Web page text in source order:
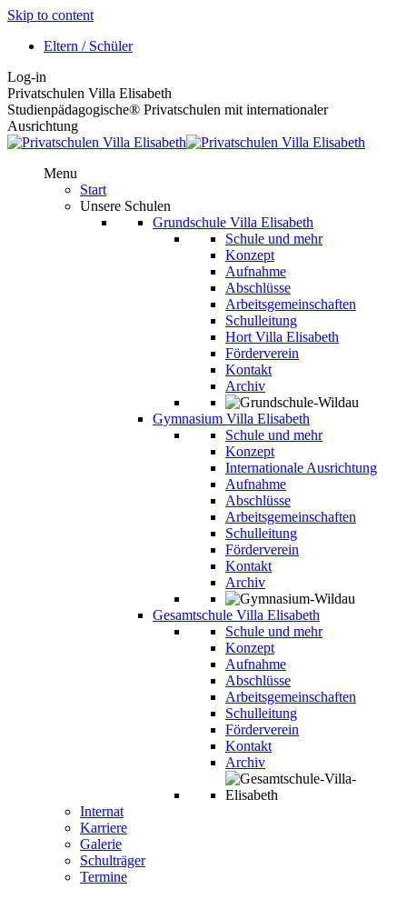
Skip to content
Eltern / Schüler
Log-in
Privatschulen Villa Elisabeth
Studienpädagogische® Privatschulen mit internationaler
Ausrichtung
Menu
Start
Unsere Schulen
Grundschule Villa Elisabeth
Schule und mehr
Konzept
Aufnahme
Abschlüsse
Arbeitsgemeinschaften
Schulleitung
Hort Villa Elisabeth
Förderverein
Kontakt
Archiv
Gymnasium Villa Elisabeth
Schule und mehr
Konzept
Internationale Ausrichtung
Aufnahme
Abschlüsse
Arbeitsgemeinschaften
Schulleitung
Förderverein
Kontakt
Archiv
Gesamtschule Villa Elisabeth
Schule und mehr
Konzept
Aufnahme
Abschlüsse
Arbeitsgemeinschaften
Schulleitung
Förderverein
Kontakt
Archiv
Internat
Karriere
Galerie
Schulträger
Termine